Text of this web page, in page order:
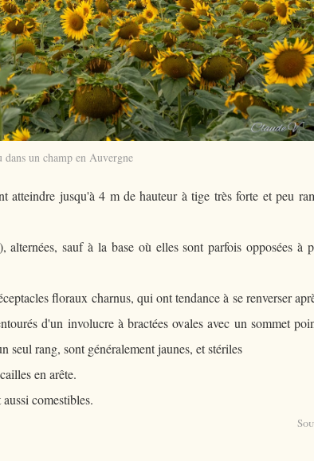
dans un champ en Auvergne
atteindre jusqu'à 4 m de hauteur à tige très forte et peu
sauf à la base où elles sont parfois opposées à
floraux charnus, qui ont tendance à se renverser
d'un involucre à bractées ovales avec un sommet
seul rang, sont généralement jaunes, et stériles
en arête.
comestibles.